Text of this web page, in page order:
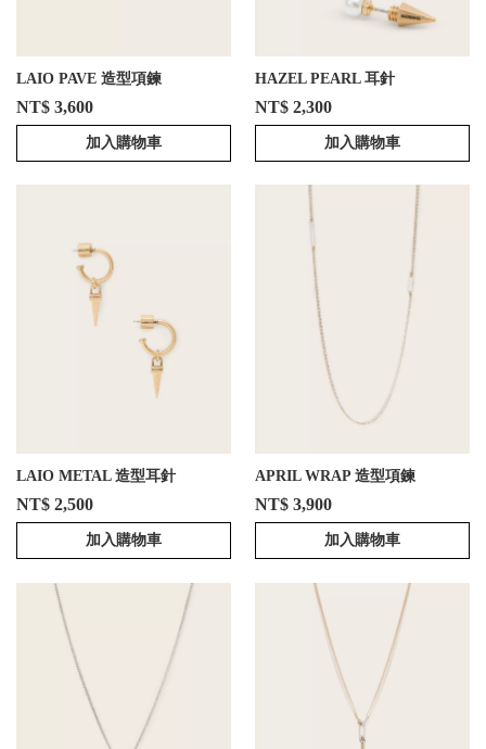
LAIO PAVE 造型項鍊
NT$ 3,600
加入購物車
HAZEL PEARL 耳針
NT$ 2,300
加入購物車
LAIO METAL 造型耳針
NT$ 2,500
加入購物車
APRIL WRAP 造型項鍊
NT$ 3,900
加入購物車